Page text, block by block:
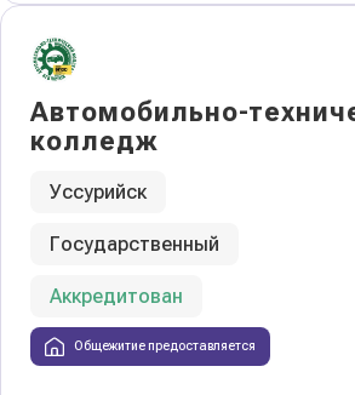
Автомобильно-
колледж
Уссурийск
Государственный
Аккредитован
Общежитие предоставляется